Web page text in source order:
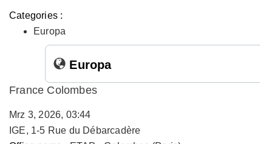
Categories :
Europa
Europa
France Colombes
Mrz 3, 2026, 03:44
IGE, 1-5 Rue du Débarcadère